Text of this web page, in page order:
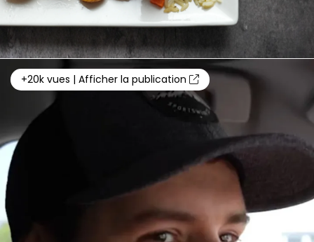
Ce site web utilise des cookies
Les cookies nous permettent de personnaliser le contenu
et les annonces, d'offrir des fonctionnalités relatives aux
médias sociaux et d'analyser notre trafic. Nous
partageons également des informations sur l'utilisation de
notre site avec nos partenaires de médias sociaux, de
publicité et d'analyse, qui peuvent combiner celles-ci
avec d'autres informations que vous leur avez fournies
+20k vues | Afficher la publication